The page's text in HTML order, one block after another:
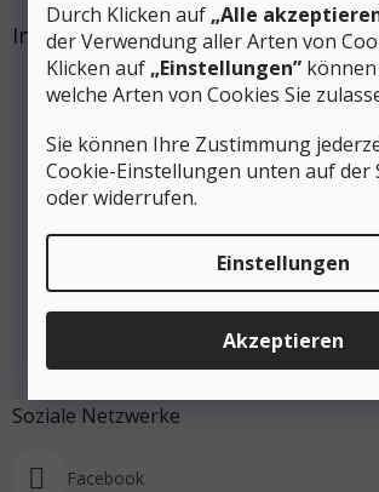
Durch Klicken auf „Alle
der Verwendung aller Arten von
Klicken auf „Einstellungen”
welche Arten von Cookies Sie
Sie können Ihre Zustimmung
Cookie-Einstellungen unten auf der
oder widerrufen.
Einstellungen
Akzeptieren
Instagram
Auf Instagram folgen
Soziale Netzwerke
Facebook